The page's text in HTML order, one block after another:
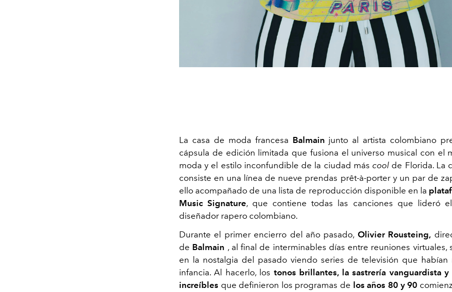
La casa de moda francesa Balmain junto al artista colombiano
cápsula de edición limitada que fusiona el universo musical con el
moda y el estilo inconfundible de la ciudad máscool de Florida. La
consiste en una línea de nueve prendas prêt-à-porter y un par de
ello acompañado de una lista de reproducción disponible en la
Music Signature, que contiene todas las canciones que lideró
diseñador rapero colombiano.
Durante el primer encierro del año pasado, Olivier Rousteing,
de Balmain , al final de interminables días entre reuniones virtuales,
en la nostalgia del pasado viendo series de televisión que habían
infancia. Al hacerlo, los tonos brillantes, la sastrería vanguardista y
increíbles que definieron los programas de los años 80 y 90